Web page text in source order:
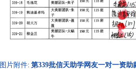
图片附件:第339批信天助学网友一对一资